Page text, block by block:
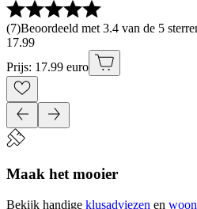
(7)Beoordeeld met 3.4 van de 5
17.99
Prijs: 17.99 euro
Maak het mooier
Bekijk handige klusadviezen en